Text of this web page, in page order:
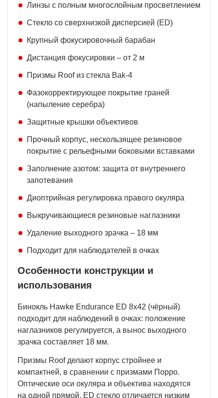
Линзы с полным многослойным просветлением
Стекло со сверхнизкой дисперсией (ED)
Крупный фокусировочный барабан
Дистанция фокусировки – от 2 м
Призмы Roof из стекла Bak-4
Фазокорректирующее покрытие граней
(напыление серебра)
Защитные крышки объективов
Прочный корпус, нескользящее резиновое
покрытие с рельефными боковыми вставками
Заполнение азотом: защита от внутреннего
запотевания
Диоптрийная регулировка правого окуляра
Выкручивающиеся резиновые наглазники
Удаление выходного зрачка – 18 мм
Подходит для наблюдателей в очках
Особенности конструкции и
использования
Бинокль Hawke Endurance ED 8x42 (чёрный)
подходит для наблюдений в очках: положение
наглазников регулируется, а вынос выходного
зрачка составляет 18 мм.
Призмы Roof делают корпус стройнее и
компактней, в сравнении с призмами Порро.
Оптические оси окуляра и объектива находятся
на одной прямой. ED стекло отличается низким